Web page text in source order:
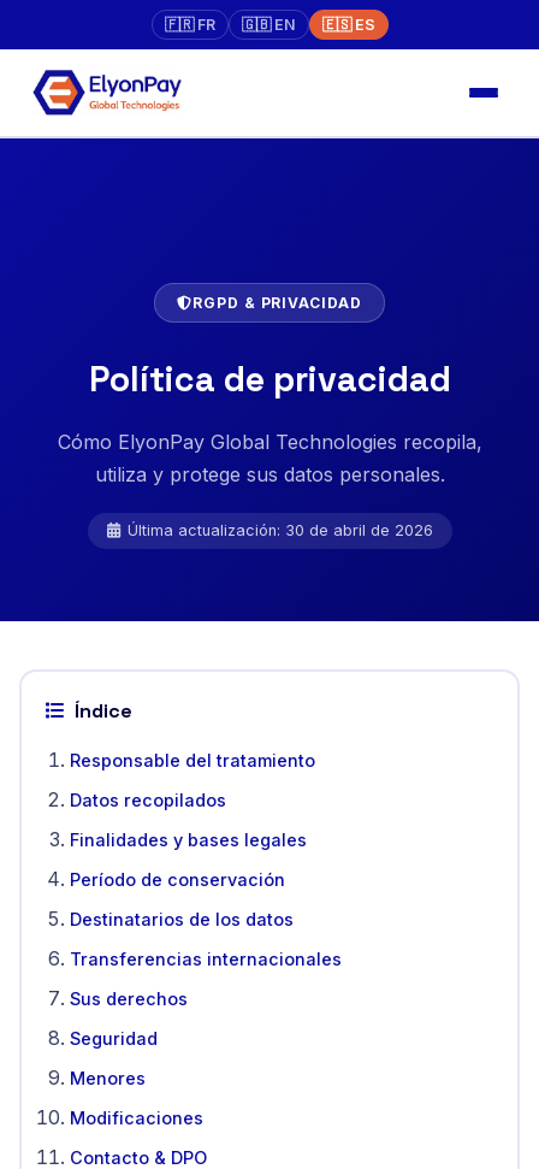
🇫🇷 FR 🇬🇧 EN 🇪🇸 ES
RGPD & PRIVACIDAD
Política de privacidad
Cómo ElyonPay Global Technologies recopila,
utiliza y protege sus datos personales.
Última actualización: 30 de abril de 2026
Índice
Responsable del tratamiento
Datos recopilados
Finalidades y bases legales
Período de conservación
Destinatarios de los datos
Transferencias internacionales
Sus derechos
Seguridad
Menores
Modificaciones
Contacto & DPO